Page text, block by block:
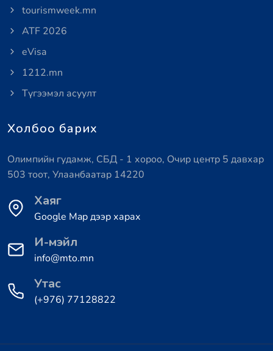
tourismweek.mn
ATF 2026
eVisa
1212.mn
Түгээмэл асуулт
Холбоо барих
Олимпийн гудамж, СБД - 1 хороо, Очир центр 5 давхар
503 тоот, Улаанбаатар 14220
Хаяг
Google Map дээр харах
И-мэйл
info@mto.mn
Утас
(+976) 77128822